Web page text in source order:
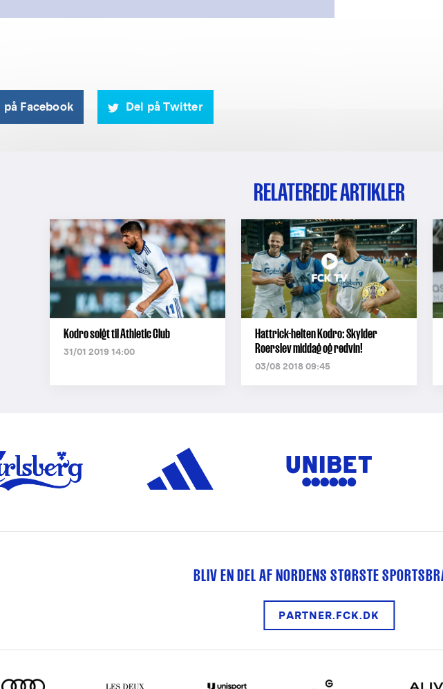
på Facebook Del på Twitter
RELATEREDE ARTIKLER
Kodro solgt til Athletic Club
31/01 2019 14:00
Hattrick-helten Kodro: Skylder
Roerslev middag og rødvin!
03/08 2018 09:45
BLIV EN DEL AF NORDENS STØRSTE
PARTNER.FCK.DK